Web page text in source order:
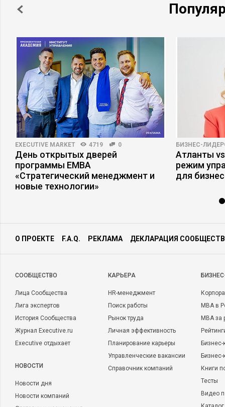
EXECUTIVE MARKET 4719 0
День открытых дверей
программы ЕМВА
«Стратегический менеджмент и
новые технологии»
БИЗНЕС-
Атланты
режим
для
О ПРОЕКТЕ F.A.Q. РЕКЛАМА ДЕКЛАРАЦИЯ
CООБЩЕСТВО
Лица Сообщества
Лига экспертов
История Сообщества
Журнал Executive.ru
Executive отдыхает
НОВОСТИ
Новости дня
Новости компаний
КАРЬЕРА
HR-менеджмент
Поиск работы
Рынок труда
Личная эффективность
Планирование карьеры
Управленческие вакансии
Справочник компаний
MBA в
MBA
Бизнес-
Книги
Тесты
Видео